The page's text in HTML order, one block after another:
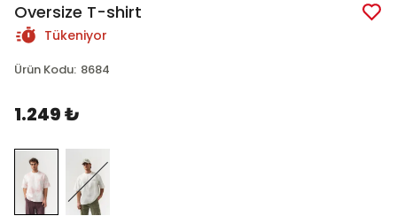
Oversize T-shirt
Tükeniyor
Ürün Kodu: 8684
1.249 ₺